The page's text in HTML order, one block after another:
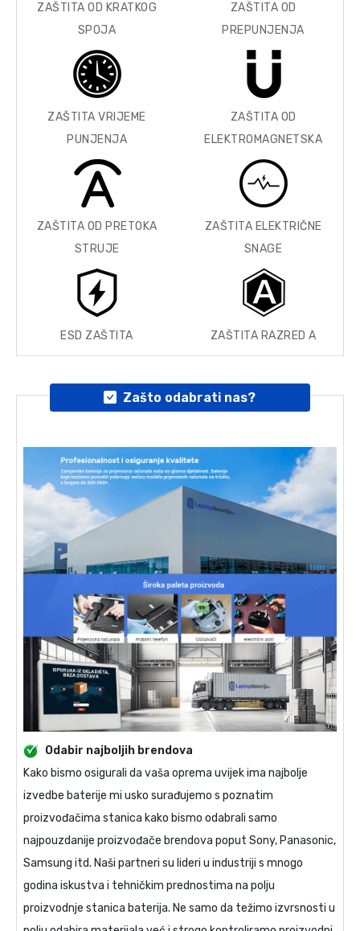
ZAŠTITA OD KRATKOG
SPOJA
ZAŠTITA OD
PREPUNJENJA
ZAŠTITA VRIJEME
PUNJENJA
ZAŠTITA OD
ELEKTROMAGNETSKA
ZAŠTITA OD PRETOKA
STRUJE
ZAŠTITA ELEKTRIČNE
SNAGE
ESD ZAŠTITA ZAŠTITA RAZRED A
Zašto odabrati nas?
Odabir najboljih brendova
Kako bismo osigurali da vaša oprema uvijek ima najbolje
izvedbe baterije mi usko surađujemo s poznatim
proizvođačima stanica kako bismo odabrali samo
najpouzdanije proizvođače brendova poput Sony, Panasonic,
Samsung itd. Naši partneri su lideri u industriji s mnogo
godina iskustva i tehničkim prednostima na polju
proizvodnje stanica baterija. Ne samo da težimo izvrsnosti u